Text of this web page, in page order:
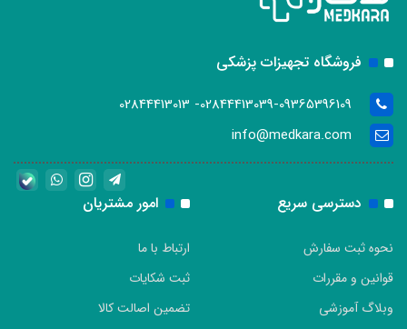
فروشگاه تجهیزات پزشکی
02844413039-09365396109- 02844413013
info@medkara.com
دسترسی سریع
نحوه ثبت سفارش
قوانین و مقررات
وبلاگ آموزشی
امور مشتریان
ارتباط با ما
ثبت شکایات
تضمین اصالت کالا